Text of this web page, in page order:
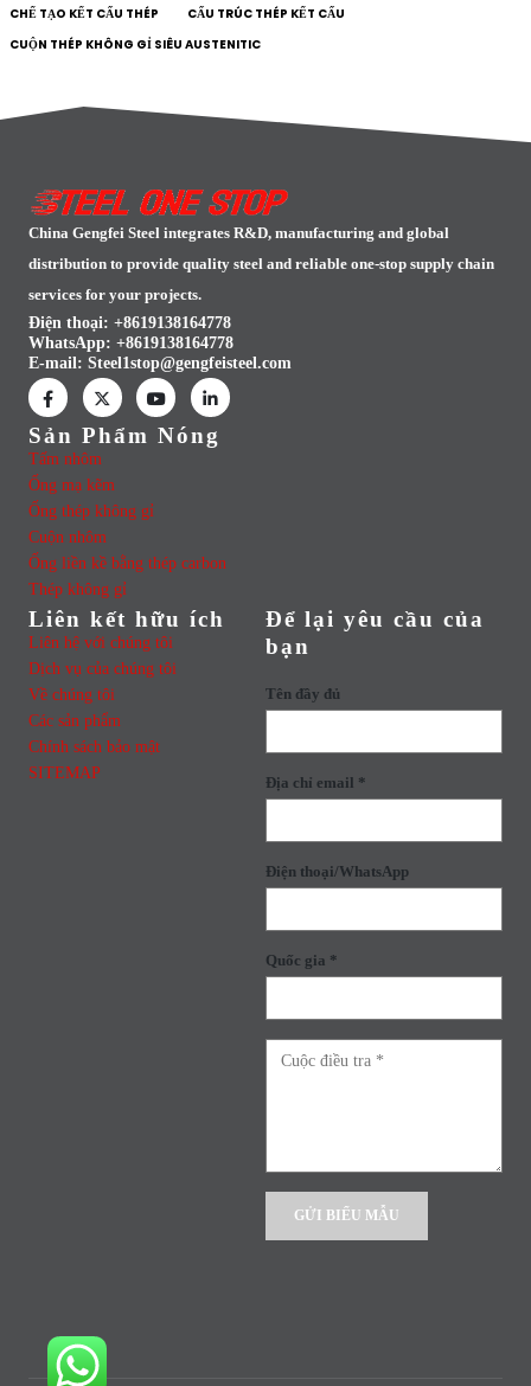
CHẾ TẠO KẾT CẤU THÉP
CẤU TRÚC THÉP KẾT CẤU
CUỘN THÉP KHÔNG GỈ SIÊU AUSTENITIC
China Gengfei Steel integrates R&D, manufacturing and global
distribution to provide quality steel and reliable one-stop supply chain
services for your projects.
Điện thoại: +8619138164778
WhatsApp: +8619138164778
E-mail: Steel1stop@gengfeisteel.com
Sản Phẩm Nóng
Tấm nhôm
Ống mạ kẽm
Ống thép không gỉ
Cuộn nhôm
Ống liền kề bằng thép carbon
Thép không gỉ
Liên kết hữu ích
Liên hệ với chúng tôi
Dịch vụ của chúng tôi
Về chúng tôi
Các sản phẩm
Chính sách bảo mật
SITEMAP
Để lại yêu cầu của
bạn
Tên đầy đủ
Địa chỉ email *
Điện thoại/WhatsApp
Quốc gia *